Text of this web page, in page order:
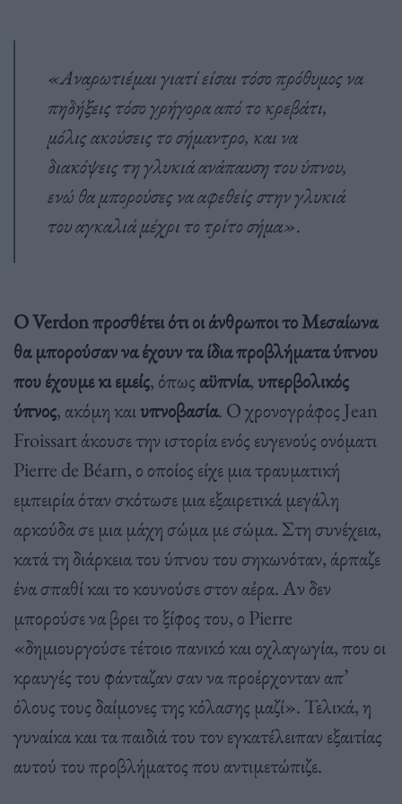
«Αναρωτιέμαι γιατί είσαι τόσο πρόθυμος να
πηδήξεις τόσο γρήγορα από το κρεβάτι,
μόλις ακούσεις το σήμαντρο, και να
διακόψεις τη γλυκιά ανάπαυση του ύπνου,
ενώ θα μπορούσες να αφεθείς στην γλυκιά
του αγκαλιά μέχρι το τρίτο σήμα».
Ο Verdonπροσθέτει ότι οι άνθρωποι το Μεσαίωνα
θα μπορούσαν να έχουν τα ίδια προβλήματα ύπνου
που έχουμε κι εμείς, όπως αϋπνία,υπερβολικός
ύπνος, ακόμη καιυπνοβασία. Ο χρονογράφος Jean
Froissart άκουσε την ιστορία ενός ευγενούς ονόματι
Pierre de Béarn, ο οποίος είχε μια τραυματική
εμπειρία όταν σκότωσε μια εξαιρετικά μεγάλη
αρκούδα σε μια μάχη σώμα με σώμα. Στη συνέχεια,
κατά τη διάρκεια του ύπνου του σηκωνόταν, άρπαζε
ένα σπαθί και το κουνούσε στον αέρα. Αν δεν
μπορούσε να βρει το ξίφος του, ο Pierre
«δημιουργούσε τέτοιο πανικό και οχλαγωγία, που οι
κραυγές του φάνταζαν σαν να προέρχονταν απ’
όλους τους δαίμονες της κόλασης μαζί». Τελικά, η
γυναίκα και τα παιδιά του τον εγκατέλειπαν εξαιτίας
αυτού του προβλήματος που αντιμετώπιζε.